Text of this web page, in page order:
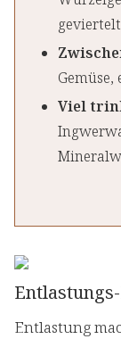
Gemüse,
Viel
Entlastung